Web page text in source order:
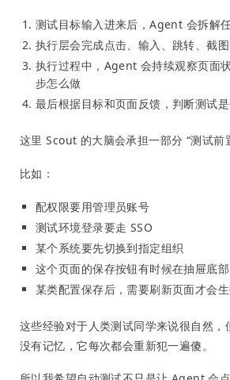
测试目标输入进来后，Agent 会拆解
执行层会完成点击、输入、跳转、截
执行过程中，Agent 会持续观察页面
步怎么做
最后根据目标和页面反馈，判断测试
这里 Scout 的大脑会承担一部分 “测试前
比如：
配权限要用管理员账号
测试环境登录要走 SSO
某个系统要先切换到指定组织
这个页面的保存按钮有时候在抽屉底部
某类配置保存后，需要刷新页面才会
这些经验对于人类测试同学来说很自然
没有记忆，它每次都会重新犯一遍傻。